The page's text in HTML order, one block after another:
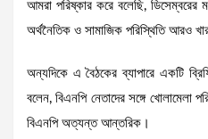
আমরা পরিষ্কার করে বলেছি, ডিসেম্বরের
অর্থনৈতিক ও সামাজিক পরিস্থিতি আরও
অন্যদিকে এ বৈঠকের ব্যাপারে একটি
বলেন, বিএনপি নেতাদের সঙ্গে খোলামেলা
বিএনপি অত্যন্ত আন্তরিক।